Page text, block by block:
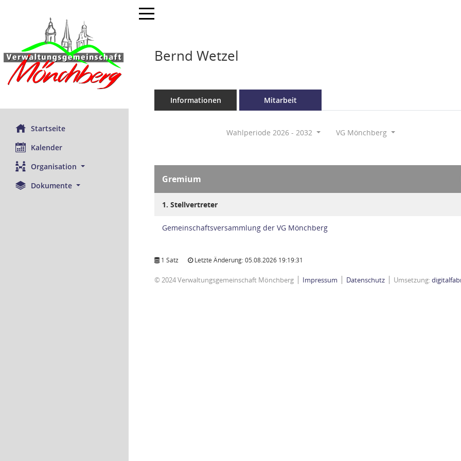
Startseite
Kalender
Organisation
Dokumente
Toggle navigation
Bernd Wetzel
Informationen Mitarbeit
Wahlperiode 2026 - 2032 VG Mönchberg
Gremium
1. Stellvertreter
Gemeinschaftsversammlung der VG Mönchberg
1 Satz Letzte Änderung: 05.08.2026 19:19:31
© 2024 Verwaltungsgemeinschaft Mönchberg Impressum Datenschutz Umsetzung: